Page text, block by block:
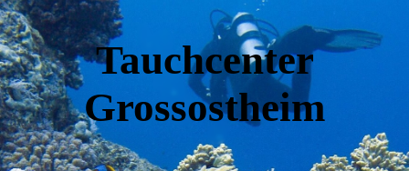
Tauchcenter
Grossostheim